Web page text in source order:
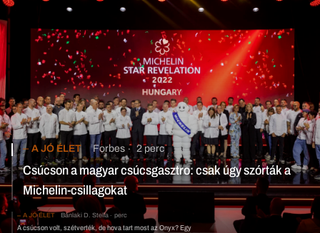
A JÓ ÉLET Forbes 2 perc
Csúcson a magyar csúcsgasztro: csak úgy szórták a
Michelin-csillagokat
A JÓ ÉLET Bánlaki D. Stella perc
A csúcson volt, szétverték, de hova tart most az Onyx? Egy